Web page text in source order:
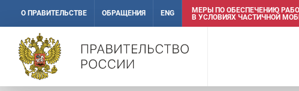
О ПРАВИТЕЛЬСТВЕ ОБРАЩЕНИЯ ENG
МЕРЫ ПО ОБЕСПЕЧЕНИЮ
В УСЛОВИЯХ ЧАСТИЧНОЙ